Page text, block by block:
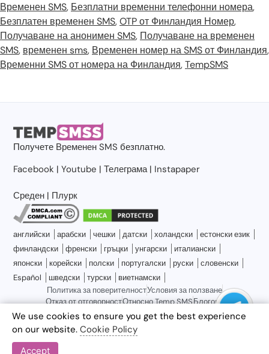
Временен SMS, Безплатни временни телефонни номера,
Безплатен временен SMS,OTP от Финландия Номер,
Получаване на анонимен SMS, Получаване на временен
SMS, временен sms, Временен номер на SMS от Финландия,
Временни SMS от номера на Финландия,TempSMS
Получете Временен SMS безплатно.
Facebook |Youtube |Телеграма| Instapaper
Среден | Плурк
английски арабски чешки датски холандски
естонски език
финландски
френски гръцки унгарски
италиански
японски
корейски полски португалски руски
словенски
Español
шведски турски
виетнамски
Политика за поверителностУсловия за ползване
Отказ от отговорностОтносно Temp SMSБлогове
Свържете се с нас Карта на сайта
© 2026 Temp SMS, всички права запазени.
We use cookies to ensure you get the best experience
on our website. Cookie Policy
Accept